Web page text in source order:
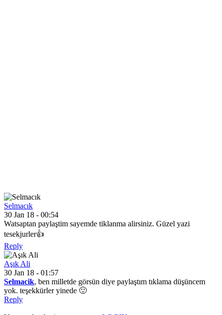
Selmacık
30 Jan 18 - 00:54
Watsaptan paylaştim sayemde tiklanma alirsiniz. Güzel yazi
tesekjurler👍
Reply
Aşık Ali
30 Jan 18 - 01:57
Selmacik, ben milletde görsün diye paylaştım tıklama düşüncem
yok. teşekkürler yinede 🙂
Reply